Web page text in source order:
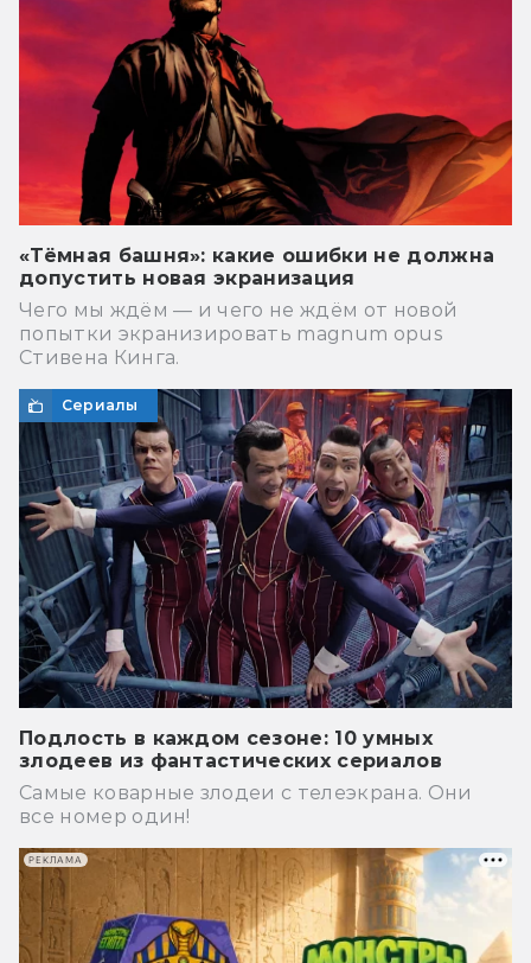
«Тёмная башня»: какие ошибки не должна
допустить новая экранизация
Чего мы ждём — и чего не ждём от новой
попытки экранизировать magnum opus
Стивена Кинга.
Сериалы
Подлость в каждом сезоне: 10 умных
злодеев из фантастических сериалов
Самые коварные злодеи с телеэкрана. Они
все номер один!
РЕКЛАМА